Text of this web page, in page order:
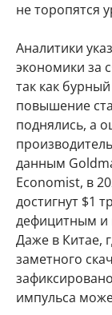
не торопятся
Аналитики
экономики за
так как
повышение
поднялись, а
данным
Economist, в
достигнут $1
дефицитным и
Даже в Китае,
заметного
импульса